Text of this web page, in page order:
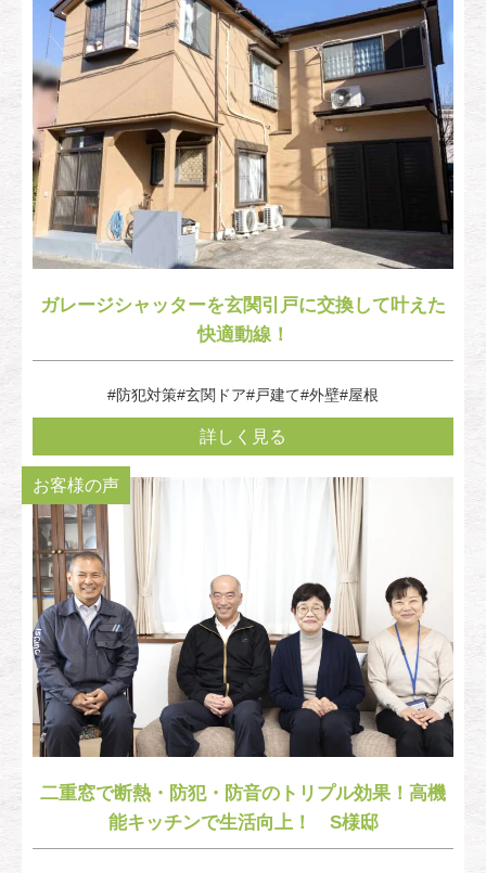
ガレージシャッターを玄関引戸に交換して叶えた
快適動線！
#防犯対策#玄関ドア#戸建て#外壁#屋根
詳しく見る
お客様の声
二重窓で断熱・防犯・防音のトリプル効果！高機
能キッチンで生活向上！ S様邸